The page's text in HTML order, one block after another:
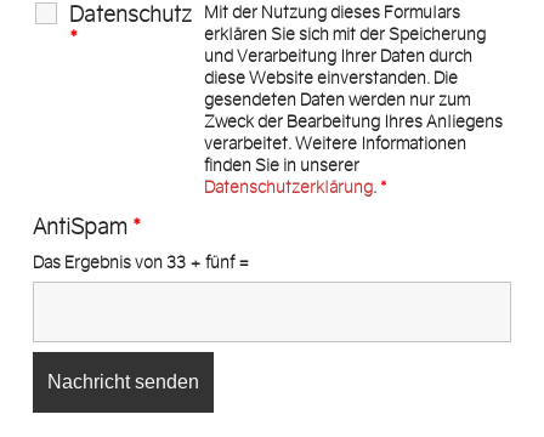
Datenschutz
*
Mit der Nutzung dieses Formulars
erklären Sie sich mit der Speicherung
und Verarbeitung Ihrer Daten durch
diese Website einverstanden. Die
gesendeten Daten werden nur zum
Zweck der Bearbeitung Ihres Anliegens
verarbeitet. Weitere Informationen
finden Sie in unserer
Datenschutzerklärung. *
AntiSpam *
Das Ergebnis von 33 + fünf =